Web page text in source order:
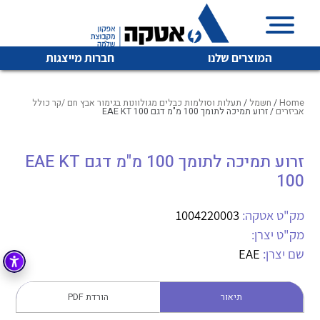
המוצרים שלנו חברות מייצגות
איכות | שרות | זמינות
אטקה בע”מ היא החברה הגדולה והמובילה בישראל בשיווק
מיתוג, בקרה , ואינסטלציה חשמלית ופעילה ב7 תחומים:
חשמל
קופסאות וארונות לחשמל, בקרה ואלקטרוניקה
לכל מוצרי היצרן לכל מוצרי היצרן
לכל מוצרי היצרן לכל מוצרי היצרן
Home
/ חשמל / תעלות וסולמות כבלים מגולוונות בגימור אבץ חם /קר כולל
אביזרים / זרוע תמיכה לתומך 100 מ"מ דגם EAE KT 100
זרוע תמיכה לתומך 100 מ"מ דגם EAE KT
100
מק"ט אטקה: 1004220003
מק"ט יצרן:
שם יצרן: EAE
תיאור הורדת PDF